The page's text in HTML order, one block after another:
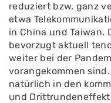
reduziert bzw. ganz
etwa
in China und Taiwan.
bevorzugt aktuell
weiter bei der
vorangekommen
natürlich in den
und